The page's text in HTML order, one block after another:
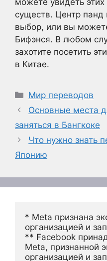
существ. Центр
выбор, или вы
Бифэнся. В любом
захотите посетить
в Китае.
Рубрики
Мир переводов
Основные места
заняться в Бангкоке
Что нужно знать
Японию
* Meta признана
организацией и
** Facebook
Meta, признанной
организацией и